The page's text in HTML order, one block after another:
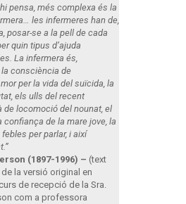
pensa, més complexa és la
les infermeres han de,
posar-se a la pell de cada
quin tipus d’ajuda
La infermera és,
consciència de
per la vida del suïcida, la
els ulls del recent
de locomoció del nounat, el
confiança de la mare jove, la
per parlar, i així
(1897-1996) – (text
la versió original en
de recepció de la Sra.
com a professora